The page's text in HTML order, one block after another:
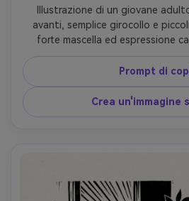
Illustrazione di un giovane
avanti, semplice girocollo e
forte mascella ed espressione
contorno intagliate, dense
negativo audace, inchiostro nero
crema calda, segni visibili del
registrazione leggermente
fatta a mano, composizione
Prompt di
Crea un'immagine